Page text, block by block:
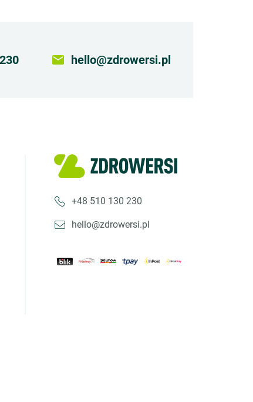
email hello@zdrowersi.pl
+48 510 130 230
hello@zdrowersi.pl